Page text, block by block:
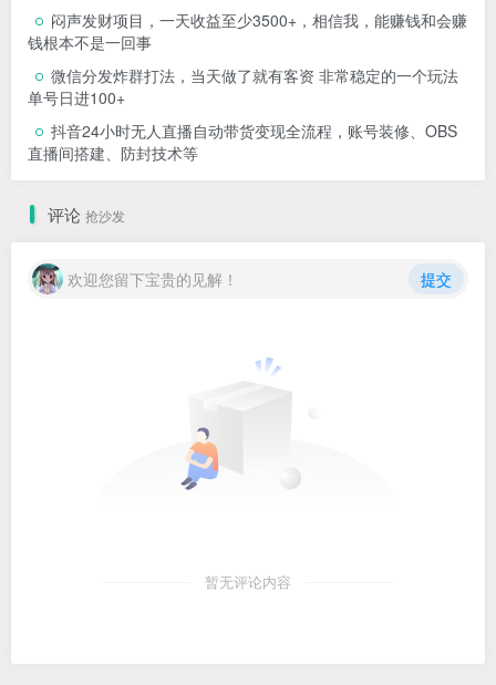
闷声发财项目，一天收益至少3500+，相信我，能赚钱和会赚
钱根本不是一回事
微信分发炸群打法，当天做了就有客资 非常稳定的一个玩法
单号日进100+
抖音24小时无人直播自动带货变现全流程，账号装修、OBS
直播间搭建、防封技术等
评论 抢沙发
欢迎您留下宝贵的见解！ 提交
暂无评论内容